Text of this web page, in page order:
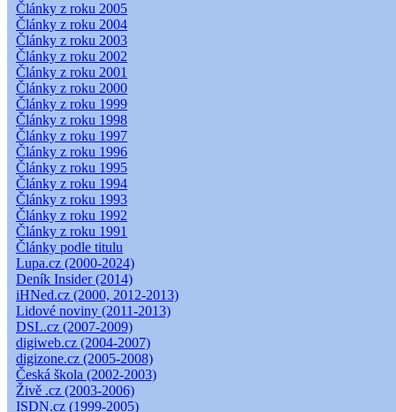
Články z roku 2005
Články z roku 2004
Články z roku 2003
Články z roku 2002
Články z roku 2001
Články z roku 2000
Články z roku 1999
Články z roku 1998
Články z roku 1997
Články z roku 1996
Články z roku 1995
Články z roku 1994
Články z roku 1993
Články z roku 1992
Články z roku 1991
Články podle titulu
Lupa.cz (2000-2024)
Deník Insider (2014)
iHNed.cz (2000, 2012-2013)
Lidové noviny (2011-2013)
DSL.cz (2007-2009)
digiweb.cz (2004-2007)
digizone.cz (2005-2008)
Česká škola (2002-2003)
Živě .cz (2003-2006)
ISDN.cz (1999-2005)